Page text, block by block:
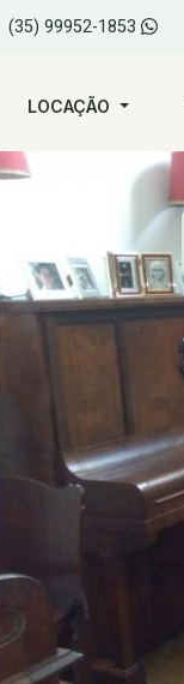
(35) 99952-1853
LOCAÇÃO